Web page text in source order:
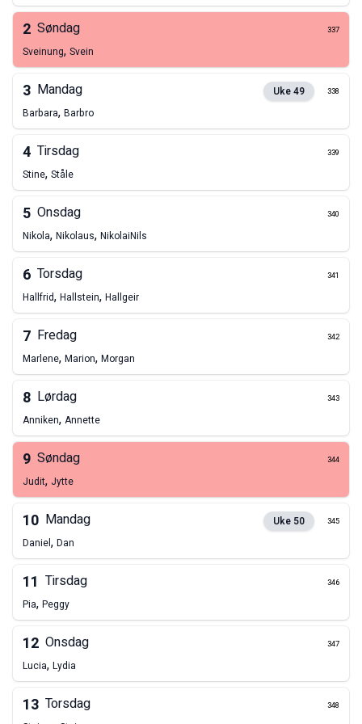
2 Søndag 337
Sveinung, Svein
3 Mandag Uke49 338
Barbara, Barbro
4 Tirsdag 339
Stine, Ståle
5 Onsdag 340
Nikola, Nikolaus, NikolaiNils
6 Torsdag 341
Hallfrid, Hallstein, Hallgeir
7 Fredag 342
Marlene, Marion, Morgan
8 Lørdag 343
Anniken, Annette
9 Søndag 344
Judit, Jytte
10 Mandag Uke 50 345
Daniel, Dan
11 Tirsdag 346
Pia, Peggy
12 Onsdag 347
Lucia, Lydia
13 Torsdag 348